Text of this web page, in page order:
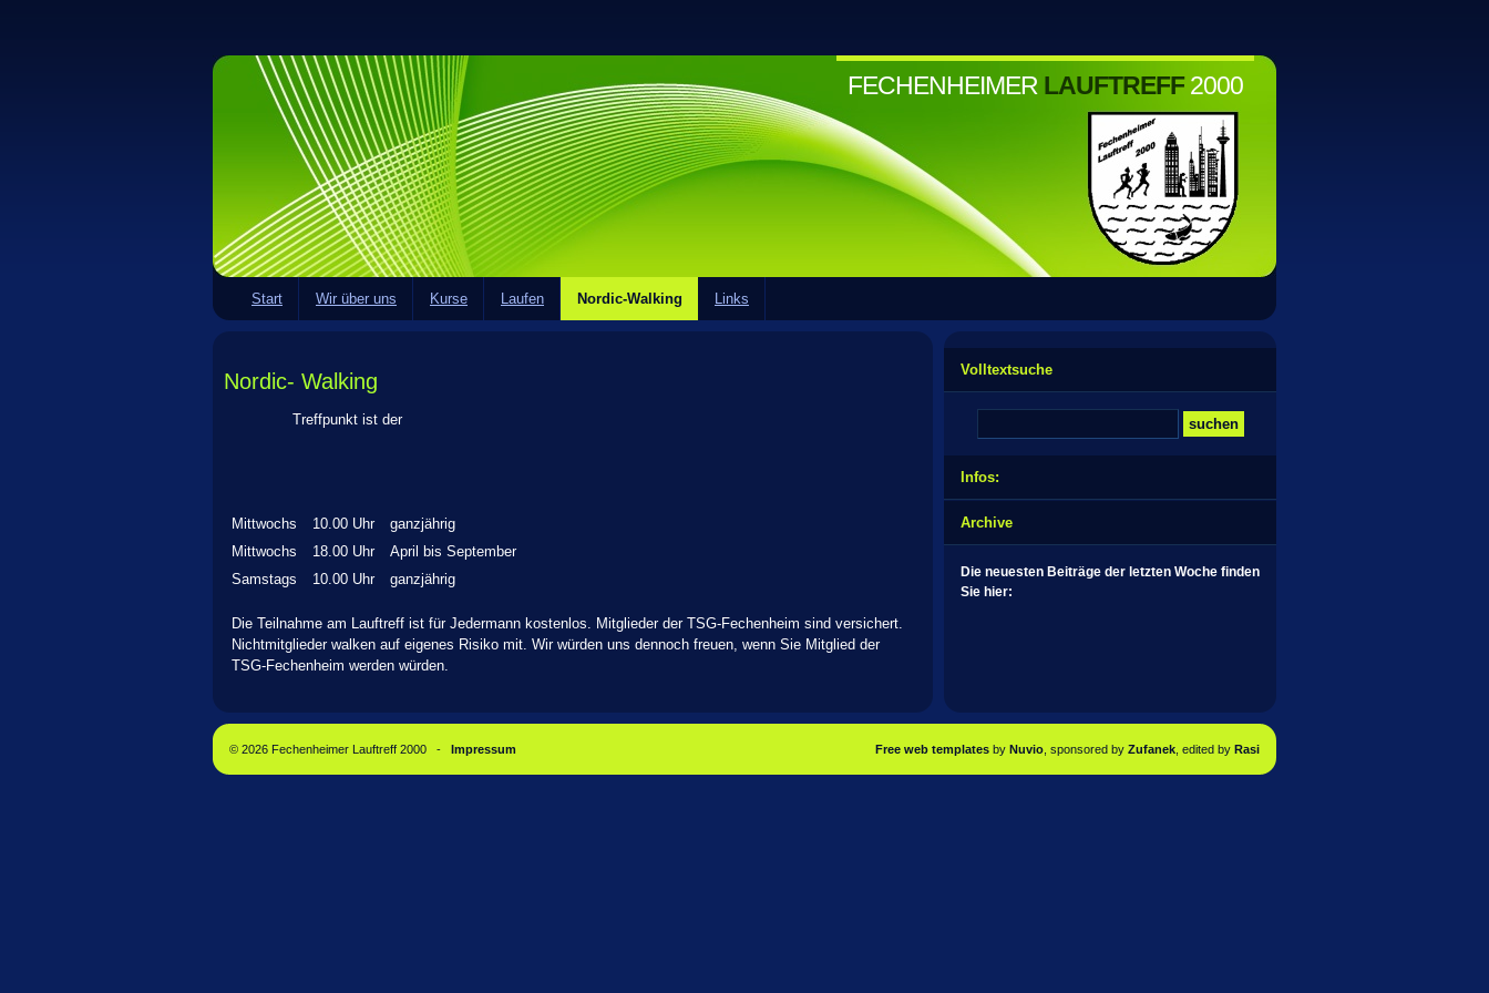
FECHENHEIMER LAUFTREFF2000
Start Wir über uns Kurse Laufen Nordic-Walking Links
Nordic- Walking
Treffpunkt ist der
Mittwochs 10.00 Uhr
ganzjährig
Mittwochs
18.00 Uhr
April bis September
Samstags
10.00 Uhr ganzjährig
Die Teilnahme am Lauftreff ist für Jedermann kostenlos. Mitglieder der TSG-Fechenheim sind versichert.
Nichtmitglieder walken auf eigenes Risiko mit. Wir würden uns dennoch freuen, wenn Sie Mitglied der
TSG-Fechenheim werden würden.
Volltextsuche
Infos:
Archive
Die neuesten Beiträge der letzten Woche finden
Sie hier:
Free web templates by Nuvio , sponsored by Zufanek , edited by Rasi
© 2026 Fechenheimer Lauftreff 2000 - Impressum